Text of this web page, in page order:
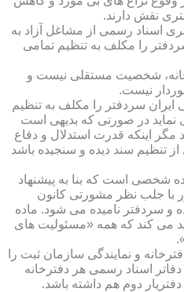
نقش دارند.
اسناد رسمی از مشاغل آزاد به
را مکلف به تنظیم تمامی
شخصیت مستقلی نیست و
نیست.
رسمی ایران سردفتر را مکلف به تنظیم
نماید در صورتی که بدیهی است
مگر اینکه قدرت استدلال و دفاع
تنظیم سند دیده و سنجیده باشد
شخصی است که بنا به پیشنهاد
با جلب نظر مشورتی کانون
و سردفتر نامیده می شود. ماده
می کند که همه «مسئولیت های
و نمایندگی سازمان ثبت را
ماده ۳ قانون دفاتر اسناد رسمی هر دفترخانه
دوم هم داشته باشد.